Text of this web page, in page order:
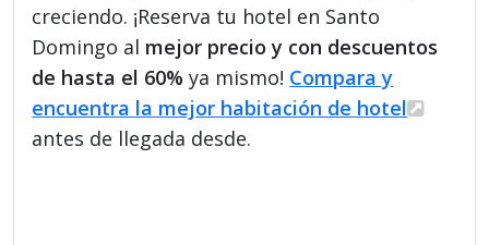
creciendo. ¡Reserva tu hotel en Santo
Domingo al mejor precio y con descuentos
de hasta el 60% ya mismo! Compara y
encuentra la mejor habitación de hotel
antes de llegada desde.